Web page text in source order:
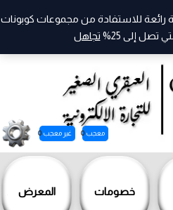
خصومات المعرض
معجب 0 غير معجب 0
للاستفادة من مجموعات كوبونات
تصل إلى 25%
تجاهل